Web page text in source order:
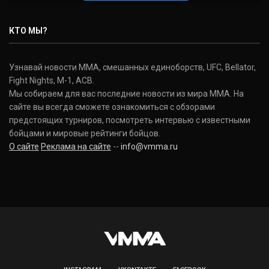
Donald Cerrone
(36-15-0, 1)
Исраэль Адесанья
Israel Adesanya
(19-0-0, 0)
КТО МЫ?
Узнавай новости ММА, смешанных единоборств, UFC, Bellator,
Fight Nights, M-1, ACB.
Мы собираем для вас последние новости из мира ММА. На
сайте вы всегда сможете ознакомиться с обзорами
предстоящих турниров, посмотреть интервью с известными
бойцами и мировые рейтинги бойцов.
О сайте Реклама на сайте -- info@vmma.ru